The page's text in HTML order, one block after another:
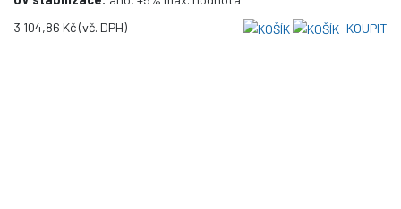
3 104,86 Kč(vč. DPH) KOUPIT